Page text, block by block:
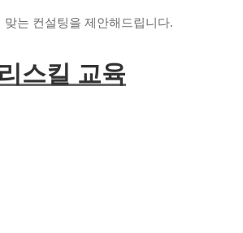
맞는 컨설팅을 제안해드립니다.
스킬 교육